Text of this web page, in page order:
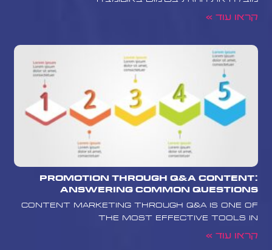
קראו עוד »
Promotion Through Q&A Content:
Answering Common Questions
Content marketing through Q&A is one of
the most effective tools in
קראו עוד »